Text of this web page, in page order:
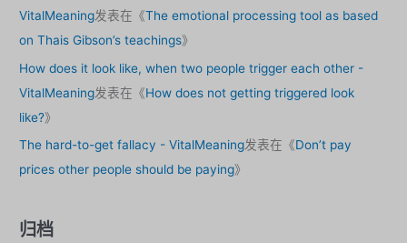
VitalMeaning发表在《The emotional processing tool as based
on Thais Gibson’s teachings》
How does it look like, when two people trigger each other -
VitalMeaning发表在《How does not getting triggered look
like?》
The hard-to-get fallacy - VitalMeaning发表在《Don’t pay
prices other people should be paying》
归档